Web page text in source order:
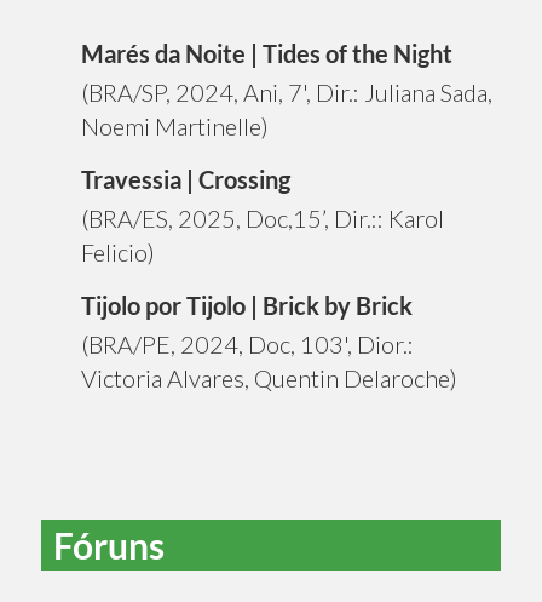
Marés da Noite | Tides of the Night
(BRA/SP, 2024, Ani, 7', Dir.: Juliana Sada,
Noemi Martinelle)
Travessia | Crossing
(BRA/ES, 2025, Doc,15’, Dir.:: Karol
Felicio)
Tijolo por Tijolo | Brick by Brick
(BRA/PE, 2024, Doc, 103', Dior.:
Victoria Alvares, Quentin Delaroche)
Fóruns